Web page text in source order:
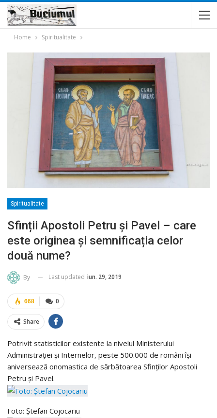
Home Spiritualitate
Spiritualitate
Sfinții Apostoli Petru și Pavel – care
este originea și semnificația celor
două nume?
By Last updated iun. 29, 2019
0
668
Share
Potrivit statisticilor existente la nivelul Ministerului
Administraţiei şi Internelor, peste 500.000 de români îşi
aniversează onomastica de sărbătoarea Sfinţilor Apostoli
Petru şi Pavel.
Foto: Ștefan Cojocariu